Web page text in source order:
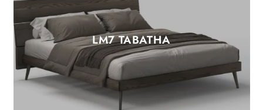
LM7 TABATHA